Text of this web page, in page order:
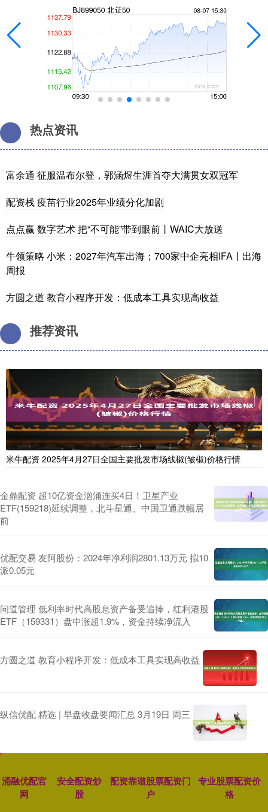
热点资讯
富余通 征服温布尔登，郭涵煜生涯首夺大满贯女双冠军
配资栈 疫苗行业2025年业绩分化加剧
点点赢 数字艺术 把“不可能”带到眼前丨WAIC大放送
牛领策略 小米：2027年汽车出海；700家中企亮相IFA丨出海
周报
方圆之道 教育小程序开发：低成本工具实现高收益
推荐资讯
米牛配资 2025年4月27日全国主要批发市场线椒(皱椒)价格行情
金鼎配资 超10亿资金汹涌连买4日！卫星产业
ETF(159218)延续调整，北斗星通、中国卫通跌幅居
前
优配交易 友阿股份：2024年净利润2801.13万元 拟10
派0.05元
问道管理 低利率时代高股息资产备受追捧，红利港股
ETF（159331）盘中涨超1.9%，资金持续净流入
方圆之道 教育小程序开发：低成本工具实现高收益
纵信优配 精选 | 早盘收盘要闻汇总 3月19日 周三
涌融优配官
网
安全配资炒
股
配资靠谱股票配资门
户
专业股票配资价
格